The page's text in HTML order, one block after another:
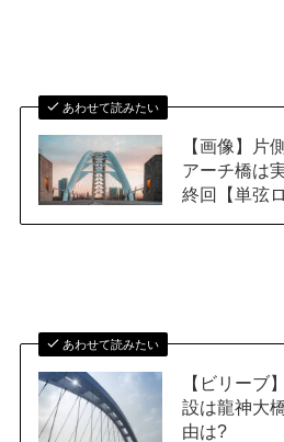
あわせて読みたい
【画像】片
アーチ橋は
終回【単弦
あわせて読みたい
【ビリーブ
設は龍神大
由は?